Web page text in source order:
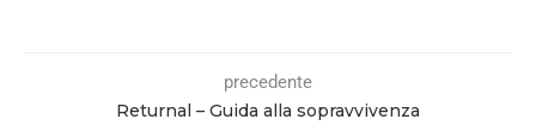
precedente
Returnal – Guida alla sopravvivenza